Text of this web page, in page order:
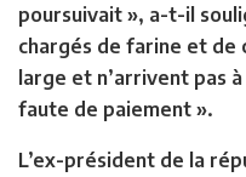
poursuivait », a-t-il
chargés de farine et de
large et n’arrivent pas
faute de paiement ».
L’ex-président de la